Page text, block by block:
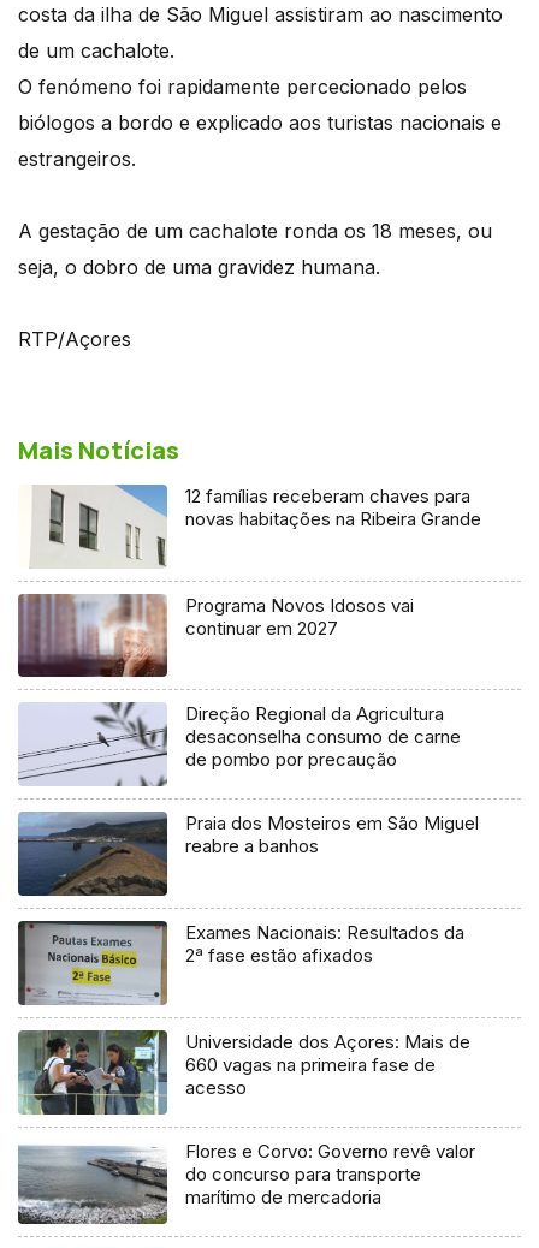
costa da ilha de São Miguel assistiram ao nascimento
de um cachalote.
O fenómeno foi rapidamente percecionado pelos
biólogos a bordo e explicado aos turistas nacionais e
estrangeiros.
A gestação de um cachalote ronda os 18 meses, ou
seja, o dobro de uma gravidez humana.
RTP/Açores
Mais Notícias
12 famílias receberam chaves para
novas habitações na Ribeira Grande
Programa Novos Idosos vai
continuar em 2027
Direção Regional da Agricultura
desaconselha consumo de carne
de pombo por precaução
Praia dos Mosteiros em São Miguel
reabre a banhos
Exames Nacionais: Resultados da
2ª fase estão afixados
Universidade dos Açores: Mais de
660 vagas na primeira fase de
acesso
Flores e Corvo: Governo revê valor
do concurso para transporte
marítimo de mercadoria